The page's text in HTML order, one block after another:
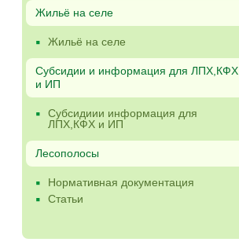
Жильё на селе
Жильё на селе
Субсидии и информация для ЛПХ,КФХ
и ИП
Субсидиии информация для
ЛПХ,КФХ и ИП
Лесополосы
Нормативная документация
Статьи